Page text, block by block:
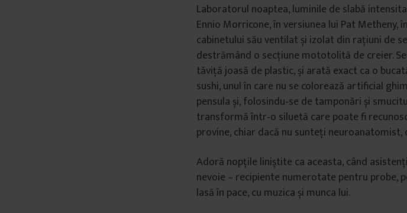
Laboratorul noaptea, luminile de slabă
Ennio Morricone, în versiunea lui Pat Metheny,
cabinetului său ventilat și izolat din rațiuni de
destrămând o secțiune mototolită de creier.
tăviță joasă de plastic, și arată exact ca o
sushi, unul în care nu se colorează artificial
pensula și, folosindu‑se de tamponări și
transformă într‑o siluetă care poate fi
provine, chiar dacă nu sunteți neuroanatomist,
Adoră nopțile liniștite ca aceasta, când
nevoie – recipiente numerotate pentru probe,
lasă în pace, cu muzica și munca lui.